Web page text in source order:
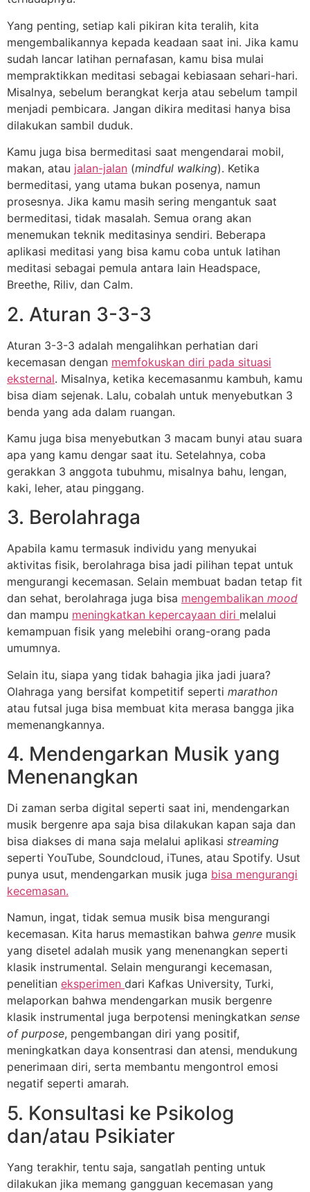
Yang penting, setiap kali pikiran kita teralih, kita
mengembalikannya kepada keadaan saat ini. Jika kamu
sudah lancar latihan pernafasan, kamu bisa mulai
mempraktikkan meditasi sebagai kebiasaan sehari-hari.
Misalnya, sebelum berangkat kerja atau sebelum tampil
menjadi pembicara. Jangan dikira meditasi hanya bisa
dilakukan sambil duduk.
Kamu juga bisa bermeditasi saat mengendarai mobil,
makan, atau jalan-jalan (mindful walking). Ketika
bermeditasi, yang utama bukan posenya, namun
prosesnya. Jika kamu masih sering mengantuk saat
bermeditasi, tidak masalah. Semua orang akan
menemukan teknik meditasinya sendiri. Beberapa
aplikasi meditasi yang bisa kamu coba untuk latihan
meditasi sebagai pemula antara lain Headspace,
Breethe, Riliv, dan Calm.
2. Aturan 3-3-3
Aturan 3-3-3 adalah mengalihkan perhatian dari
kecemasan dengan memfokuskan diri pada situasi
eksternal. Misalnya, ketika kecemasanmu kambuh, kamu
bisa diam sejenak. Lalu, cobalah untuk menyebutkan 3
benda yang ada dalam ruangan.
Kamu juga bisa menyebutkan 3 macam bunyi atau suara
apa yang kamu dengar saat itu. Setelahnya, coba
gerakkan 3 anggota tubuhmu, misalnya bahu, lengan,
kaki, leher, atau pinggang.
3. Berolahraga
Apabila kamu termasuk individu yang menyukai
aktivitas fisik, berolahraga bisa jadi pilihan tepat untuk
mengurangi kecemasan. Selain membuat badan tetap fit
dan sehat, berolahraga juga bisa mengembalikan mood
dan mampu meningkatkan kepercayaan diri melalui
kemampuan fisik yang melebihi orang-orang pada
umumnya.
Selain itu, siapa yang tidak bahagia jika jadi juara?
Olahraga yang bersifat kompetitif seperti marathon
atau futsal juga bisa membuat kita merasa bangga jika
memenangkannya.
4. Mendengarkan Musik yang
Menenangkan
Di zaman serba digital seperti saat ini, mendengarkan
musik bergenre apa saja bisa dilakukan kapan saja dan
bisa diakses di mana saja melalui aplikasi streaming
seperti YouTube, Soundcloud, iTunes, atau Spotify. Usut
punya usut, mendengarkan musik juga bisa mengurangi
kecemasan.
Namun, ingat, tidak semua musik bisa mengurangi
kecemasan. Kita harus memastikan bahwa genre musik
yang disetel adalah musik yang menenangkan seperti
klasik instrumental. Selain mengurangi kecemasan,
penelitian eksperimen dari Kafkas University, Turki,
melaporkan bahwa mendengarkan musik bergenre
klasik instrumental juga berpotensi meningkatkan sense
of purpose, pengembangan diri yang positif,
meningkatkan daya konsentrasi dan atensi, mendukung
penerimaan diri, serta membantu mengontrol emosi
negatif seperti amarah.
5. Konsultasi ke Psikolog
dan/atau Psikiater
Yang terakhir, tentu saja, sangatlah penting untuk
dilakukan jika memang gangguan kecemasan yang